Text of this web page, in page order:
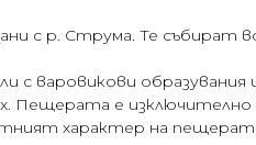
с р. Струма. Те събират
варовикови
Пещерата е
характер на